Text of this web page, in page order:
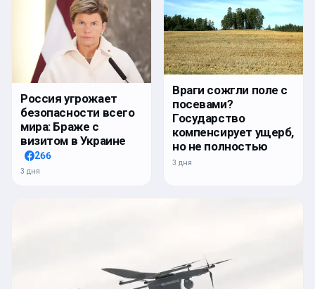
Россия угрожает
безопасности всего
мира: Браже с
визитом в Украине
266
3 дня
Враги сожгли поле с
посевами?
Государство
компенсирует ущерб,
но не полностью
3 дня